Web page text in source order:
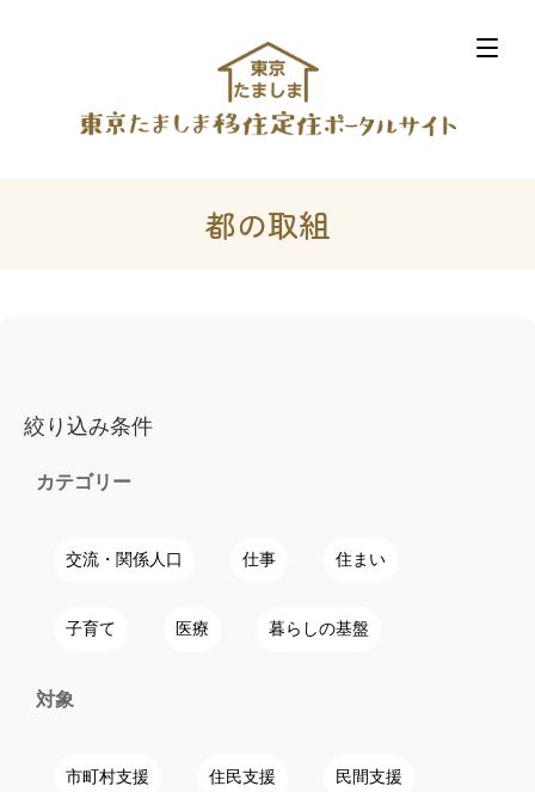
都の取組
絞り込み条件
カテゴリー
交流・関係人口 仕事 住まい
子育て 医療 暮らしの基盤
対象
市町村支援 住民支援 民間支援